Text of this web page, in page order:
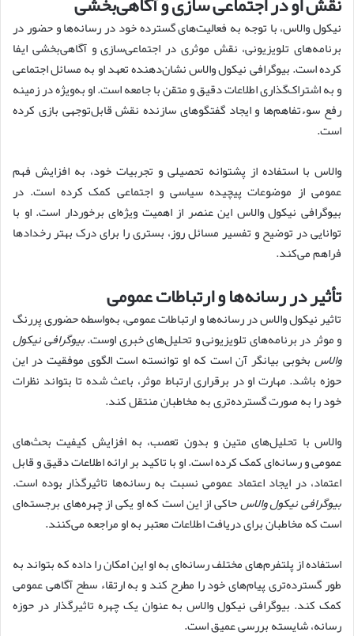
نیکول والاس، با توجه به فعالیت‌های گسترده خود در رسانه‌ها و حضور در
برنامه‌های تلویزیونی، نقش موثری در اجتماعی‌سازی و آگاهی‌بخشی ایفا
کرده است. بیوگرافی نیکول والاس نشان‌دهنده تعهد او به مسائل اجتماعی
و به اشتراک‌گذاری اطلاعات دقیق و متقن با جامعه است. او به‌ویژه در زمینه
رفع سوءتفاهم‌ها و ایجاد گفتگوهای سازنده نقش قابل‌توجهی بازی کرده
است.
والاس با استفاده از پشتوانه تحصیلی و تجربیات خود، به افزایش فهم
عمومی از موضوعات پیچیده سیاسی و اجتماعی کمک کرده است. در
بیوگرافی نیکول والاس این عنصر از اهمیت ویژه‌ای برخوردار است. او با
توانایی در توضیح و تفسیر مسائل روز، بستری را برای درک بهتر رخدادها
فراهم می‌کند.
تأثیر در رسانه‌ها و ارتباطات عمومی
تاثیر نیکول والاس در رسانه‌ها و ارتباطات عمومی، به‌واسطه حضوری پررنگ
و موثر در برنامه‌های تلویزیونی و تحلیل‌های خبری اوست.بیوگرافی نیکول
والاس بخوبی بیانگر آن است که او توانسته است الگوی موفقیت در این
حوزه باشد. مهارت او در برقراری ارتباط موثر، باعث شده تا بتواند نظرات
خود را به صورت گسترده‌تری به مخاطبان منتقل کند.
والاس با تحلیل‌های متین و بدون تعصب، به افزایش کیفیت بحث‌های
عمومی و رسانه‌ای کمک کرده است. او با تاکید بر ارائه اطلاعات دقیق و قابل
اعتماد، در ایجاد اعتماد عمومی نسبت به رسانه‌ها تاثیرگذار بوده است.
بیوگرافی نیکول والاسحاکی از این است که او یکی از چهره‌های برجسته‌ای
است که مخاطبان برای دریافت اطلاعات معتبر به او مراجعه می‌کنند.
استفاده از پلتفرم‌های مختلف رسانه‌ای به او این امکان را داده که بتواند به
طور گسترده‌تری پیام‌های خود را مطرح کند و به ارتقاء سطح آگاهی عمومی
کمک کند. بیوگرافی نیکول والاس به عنوان یک چهره تاثیرگذار در حوزه
رسانه، شایسته بررسی عمیق است.